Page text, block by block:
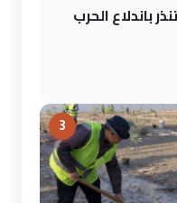
باندلاع الحرب
3